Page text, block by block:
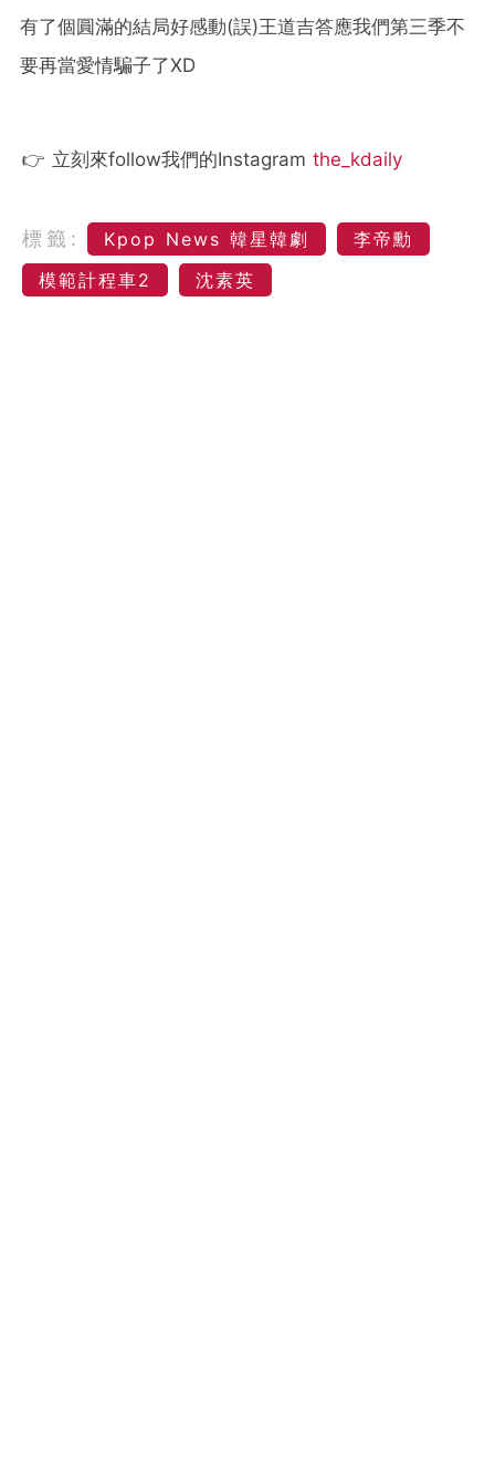
有了個圓滿的結局好感動(誤)王道吉答應我們第三季不
要再當愛情騙子了XD
👉 立刻來follow我們的Instagram the_kdaily
標籤: Kpop News 韓星韓劇
李帝勳
模範計程車2
沈素英